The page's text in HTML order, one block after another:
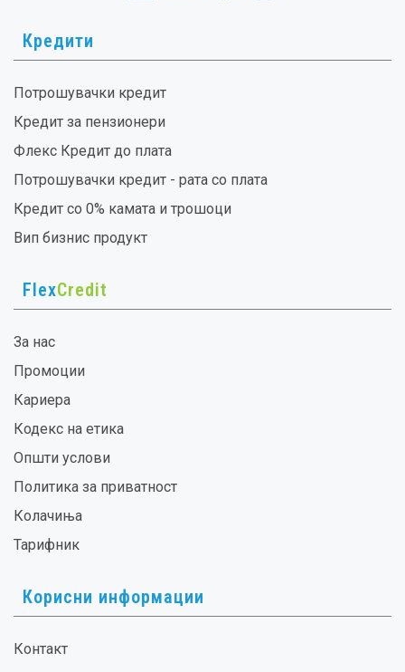
Кредити
Потрошувачки кредит
Кредит за пензионери
Флекс Кредит до плата
Потрошувачки кредит - рата со плата
Кредит со 0% камата и трошоци
Вип бизнис продукт
FlexCredit
За нас
Промоции
Кариера
Кодекс на етика
Општи услови
Политика за приватност
Колачиња
Тарифник
Корисни информации
Контакт